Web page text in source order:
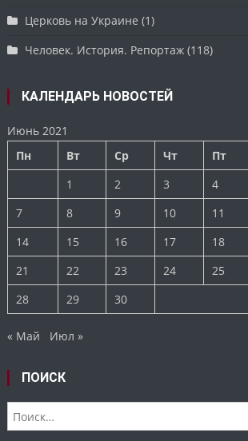
Церковь на Украине (1)
Человек. История. Репортаж (118)
КАЛЕНДАРЬ НОВОСТЕЙ
Июнь 2021
Пн
Вт Ср Чт Пт
1
2 3 4
7
8 9 10 11
14
15 16 17 18
21
22 23 24 25
28
29 30
« Май Июл »
ПОИСК